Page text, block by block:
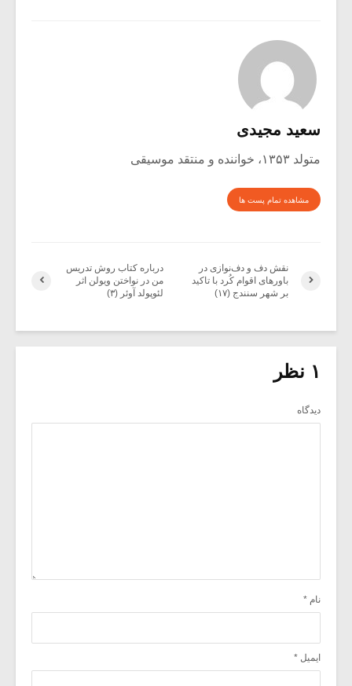
سعید مجیدی
متولد ۱۳۵۳، خواننده و منتقد موسیقی
مشاهده تمام پست ها
درباره کتاب روش تدریس
من در نواختن ویولن اثر
لئوپولد آوئر (۳)
نقش دف و دف‌نوازی در
باورهای اقوام کُرد با تاکید
بر شهر سنندج (۱۷)
۱ نظر
دیدگاه
نام *
ایمیل *